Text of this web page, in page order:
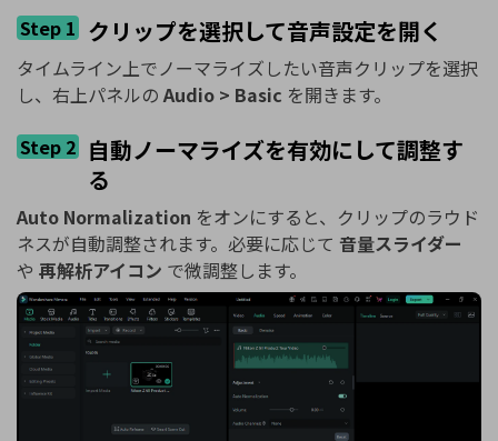
Step 1 クリップを選択して音声設定を開く
タイムライン上でノーマライズしたい音声クリップを選択
し、右上パネルのAudio > Basic を開きます。
Step 2 自動ノーマライズを有効にして調整す
る
Auto Normalization をオンにすると、クリップのラウド
ネスが自動調整されます。必要に応じて 音量スライダー
や 再解析アイコン で微調整します。